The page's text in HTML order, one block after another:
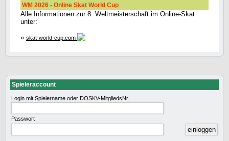
WM 2026 - Online Skat World Cup
Alle Informationen zur 8. Weltmeisterschaft im Online-Skat
unter:
» skat-world-cup.com
Spieleraccount
Login mit Spielername oder DOSKV-MitgliedsNr.
Passwort